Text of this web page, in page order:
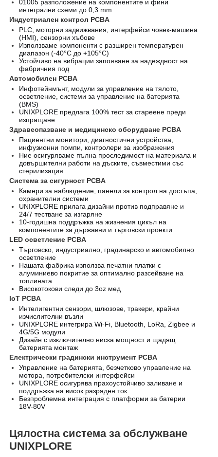
01005 разположение на компонентите и фини
интегрални схеми до 0,3 mm
Индустриален контрол PCBA
PLC, моторни задвижвания, интерфейси човек-машина
(HMI), сензорни хъбове
Използваме компоненти с разширен температурен
диапазон (-40°C до +105°C)
Устойчиво на вибрации запояване за надеждност на
фабричния под
Автомобилен PCBA
Инфотейнмънт, модули за управление на тялото,
осветление, системи за управление на батерията
(BMS)
UNIXPLORE предлага 100% тест за стареене преди
изпращане
Здравеопазване и медицинско оборудване PCBA
Пациентни монитори, диагностични устройства,
инфузионни помпи, контролери за изображения
Ние осигуряваме пълна проследимост на материала и
довършителни работи на дъските, съвместими със
стерилизация
Система за сигурност PCBA
Камери за наблюдение, панели за контрол на достъпа,
охранителни системи
UNIXPLORE прилага дизайни против подправяне и
24/7 тестване за изгаряне
10-годишна поддръжка на жизнения цикъл на
компонентите за държавни и търговски проекти
LED осветление PCBA
Търговско, индустриално, градинарско и автомобилно
осветление
Нашата фабрика използва печатни платки с
алуминиево покритие за оптимално разсейване на
топлината
Високотокови следи до 3oz мед
IoT PCBA
Интелигентни сензори, шлюзове, тракери, крайни
изчислителни възли
UNIXPLORE интегрира Wi-Fi, Bluetooth, LoRa, Zigbee и
4G/5G модули
Дизайн с изключително ниска мощност и щадящ
батерията монтаж
Електрически градински инструмент PCBA
Управление на батерията, безчетково управление на
мотора, потребителски интерфейси
UNIXPLORE осигурява прахоустойчиво заливане и
поддръжка на висок разряден ток
Безпроблемна интеграция с платформи за батерии
18V-80V
Цялостна система за обслужване
UNIXPLORE